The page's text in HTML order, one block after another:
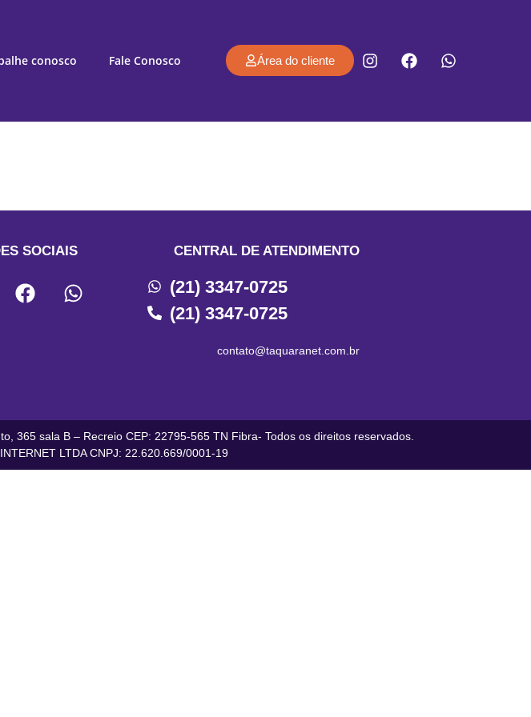
conosco Fale Conosco Área do cliente
SOCIAIS CENTRAL DE ATENDIMENTO
(21) 3347-0725
(21) 3347-0725
contato@taquaranet.com.br
365 sala B – Recreio CEP: 22795-565 TN Fibra- Todos os direitos reservados.
LTDA CNPJ: 22.620.669/0001-19